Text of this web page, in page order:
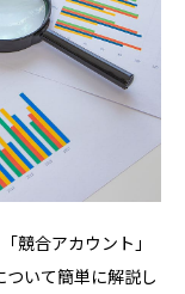
競合アカウント」
ついて簡単に解説し